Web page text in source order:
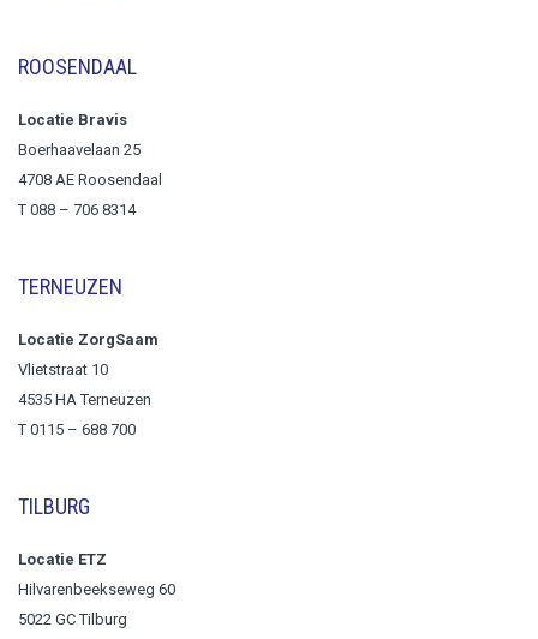
ROOSENDAAL
Locatie Bravis
Boerhaavelaan 25
4708 AE Roosendaal
T 088 – 706 8314
TERNEUZEN
Locatie ZorgSaam
Vlietstraat 10
4535 HA Terneuzen
T 0115 – 688 700
TILBURG
Locatie ETZ
Hilvarenbeekseweg 60
5022 GC Tilburg